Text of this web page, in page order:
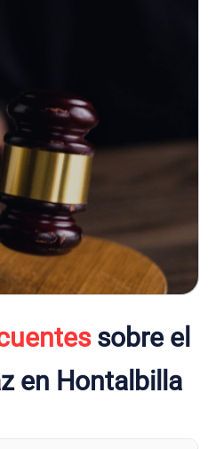
sobre el
en Hontalbilla